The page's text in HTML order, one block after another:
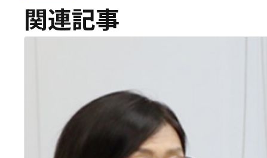
関連記事